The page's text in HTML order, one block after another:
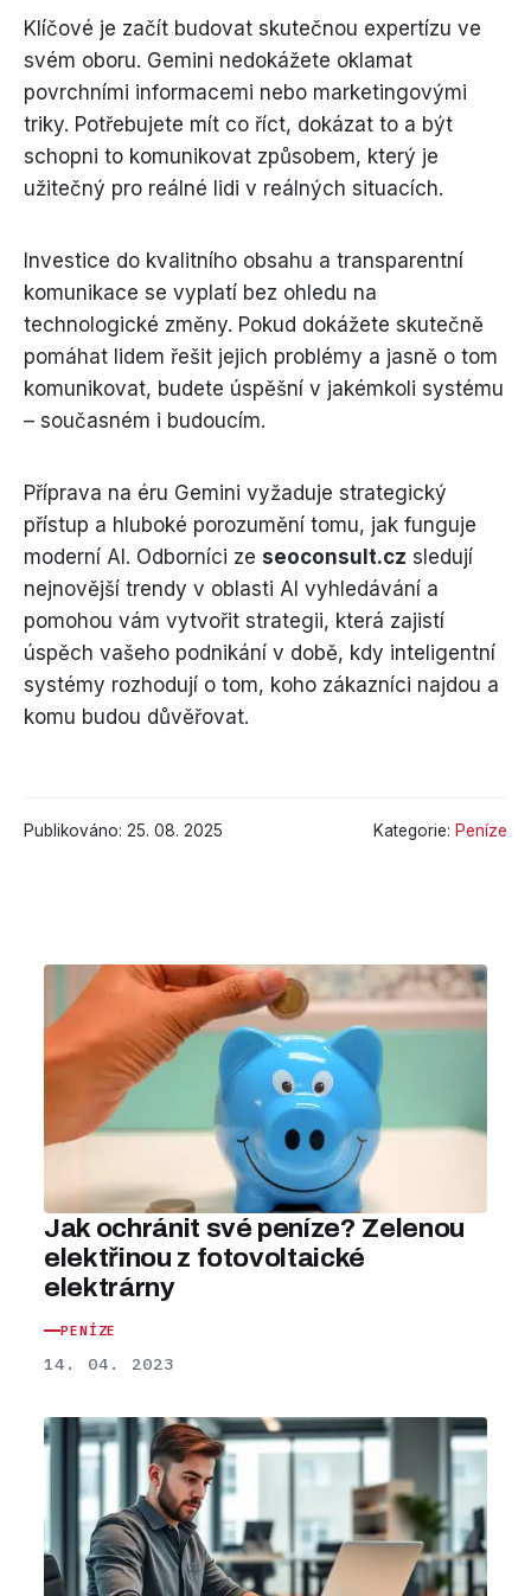
Klíčové je začít budovat skutečnou expertízu ve
svém oboru. Gemini nedokážete oklamat
povrchními informacemi nebo marketingovými
triky. Potřebujete mít co říct, dokázat to a být
schopni to komunikovat způsobem, který je
užitečný pro reálné lidi v reálných situacích.
Investice do kvalitního obsahu a transparentní
komunikace se vyplatí bez ohledu na
technologické změny. Pokud dokážete skutečně
pomáhat lidem řešit jejich problémy a jasně o tom
komunikovat, budete úspěšní v jakémkoli systému
– současném i budoucím.
Příprava na éru Gemini vyžaduje strategický
přístup a hluboké porozumění tomu, jak funguje
moderní AI. Odborníci ze seoconsult.cz sledují
nejnovější trendy v oblasti AI vyhledávání a
pomohou vám vytvořit strategii, která zajistí
úspěch vašeho podnikání v době, kdy inteligentní
systémy rozhodují o tom, koho zákazníci najdou a
komu budou důvěřovat.
Publikováno: 25. 08. 2025 Kategorie: Peníze
Jak ochránit své peníze? Zelenou
elektřinou z fotovoltaické
elektrárny
PENÍZE
14. 04. 2023